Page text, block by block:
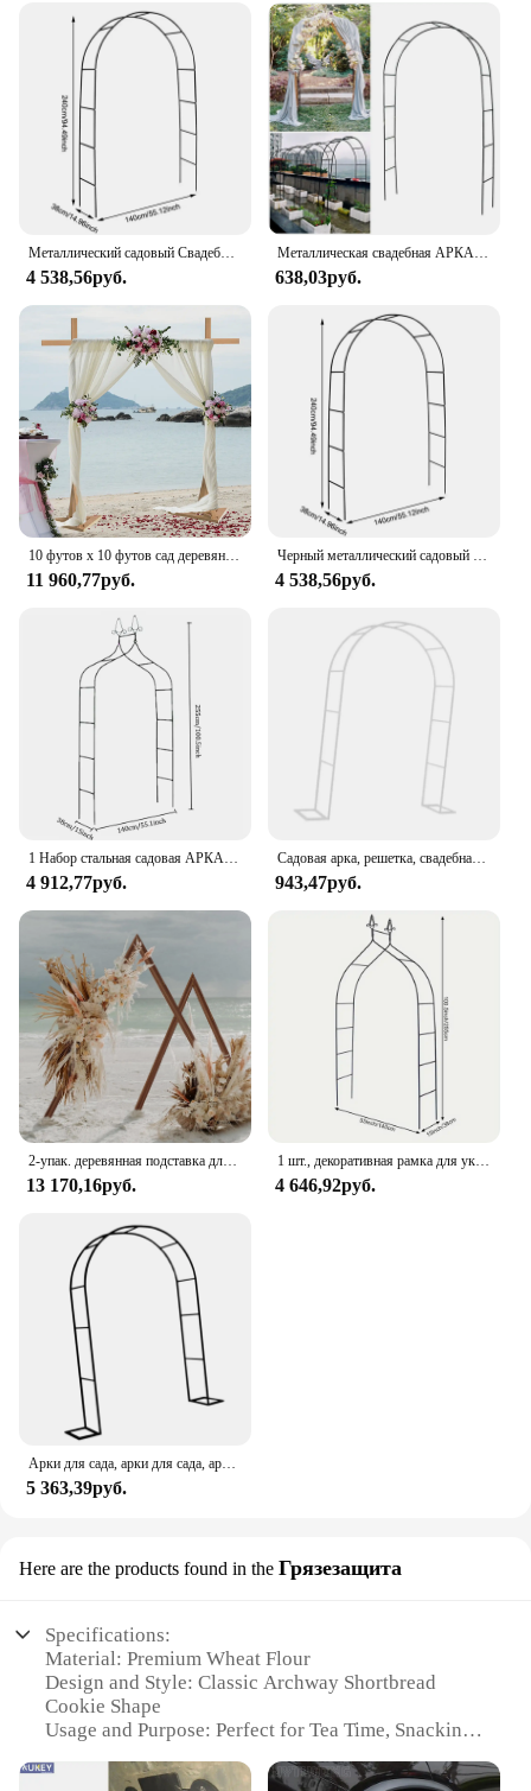
Металлический садовый Свадебный фотографический набор, 1 комплект, Цветочная рамка, шар, архальная лужайка, Большой Декор, товары для свадьбы, дня рождения
4 538,56руб.
Металлическая свадебная АРКА, Штабелируемая Арка «сделай сам» для реквизита, принадлежности, украшение, легкая сборка, розы, ворота, шар, архальная архера, декор Вечерние
638,03руб.
10 футов x 10 футов сад деревянная Свадебная церемония Арка фон рамка стенд цветок Арка стойка для фотостудии, свадебный душ, патио
11 960,77руб.
Черный металлический садовый Свадебный АРК, большая рамка с цветами, шары, арка, уличное украшение для газона, можно свободно собирать
4 538,56руб.
1 Набор стальная садовая АРКА, свадебные фотообои, Цветочная рамка, шары, арка, открытый газон, декор для активного отдыха, реквизит для украшения дня рождения
4 912,77руб.
Садовая арка, решетка, свадебная решетка, арка, металлическая арка, садовая арка для заднего двора, газона, украшение для садовой церемонии
943,47руб.
13 170,16руб.
1 шт., декоративная рамка для украшения свадьбы
4 646,92руб.
5 363,39руб.
Here are the products found in the Грязезащита
Specifications:
Material: Premium Wheat Flour
Design and Style: Classic Archway Shortbread
Cookie Shape
Usage and Purpose: Perfect for Tea Time, Snacking,
Typical Adaptive Scenario: Ideal for Celebrations,